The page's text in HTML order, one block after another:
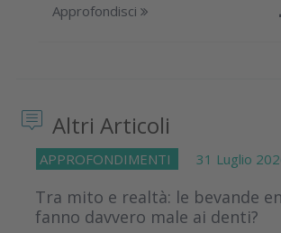
Approfondisci
Altri Articoli
APPROFONDIMENTI 31 Luglio
Tra mito e realtà: le bevande
fanno davvero male ai denti?